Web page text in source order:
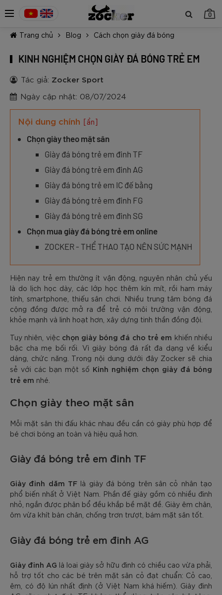
0
TIẾP TỤC MUA HÀNG
Trang chủ Blog Cách chọn giày đá bóng
KINH NGHIỆM CHỌN GIÀY ĐÁ BÓNG TRẺ EM
Tác giả: Zocker Sport
Ngày cập nhật: 08/07/2024
Nội dung chính [ẩn]
Chọn giày theo mặt sân
Giày đá bóng trẻ em đinh TF
Giày đá bóng trẻ em đinh AG
Giày đá bóng trẻ em IC đế bằng
Giày đá bóng trẻ em đinh FG
Giày đá bóng trẻ em đinh SG
Chọn mua giày đá bóng trẻ em online
ZOCKER - THỂ THAO TẠO NÊN SỨC MẠNH
Hiện nay trẻ em thường ít vận động, nguyên nhân chủ yếu
là do lịch học dày, các lớp học thêm kín mít, rồi ham máy
tính, smartphone, thiếu sân chơi. Nhiều trung tâm bóng đá
cộng đồng được mở ra để trẻ có môi trường vận động,
khỏe mạnh và linh hoạt hơn, xây dựng tinh thần đồng đội.
Tuy nhiên, việc chọn giày bóng đá cho trẻ em khiến nhiều
bậc cha mẹ bối rối. Vì giày bóng đá rất đa dạng về kiểu
dáng, chức năng. Trong nội dung dưới đây Zocker sẽ chia
sẻ với các bạn một số Kinh nghiệm chọn giày đá bóng
trẻ em nhé.
Chọn giày theo mặt sân
Mỗi mặt sân thi đấu khác nhau đều cần có giày phù hợp để
bé chơi bóng an toàn và hiệu quả hơn.
Giày đá bóng trẻ em đinh TF
Giày đinh dăm TF là giày đá bóng trên sân cỏ nhân tạo
phổ biến nhất ở Việt Nam. Phần đế giày gồm có nhiều đinh
nhỏ, ngắn được phân bổ đều khắp bề mặt đề. Giày êm chân,
ôm vừa khít bàn chân, chống trơn trượt, bám mặt sân tốt.
Giày đá bóng trẻ em đinh AG
Giày đinh AG là loai giày sở hữu đinh có chiều cao vừa phải,
hỗ trợ tốt cho các bé trên mặt sân cỏ đạt chuẩn: Cỏ cao,
êm, có độ lún nhất định (ở Việt Nam khá hiếm). Giày đinh